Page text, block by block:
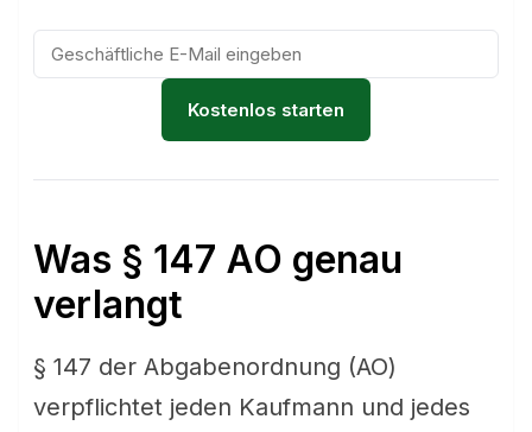
Kostenlos starten
Was § 147 AO genau
verlangt
§ 147 der Abgabenordnung (AO)
verpflichtet jeden Kaufmann und jedes